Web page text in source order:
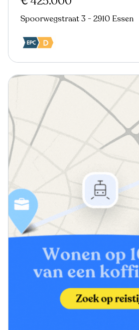
Spoorwegstraat 3 - 2910 Essen